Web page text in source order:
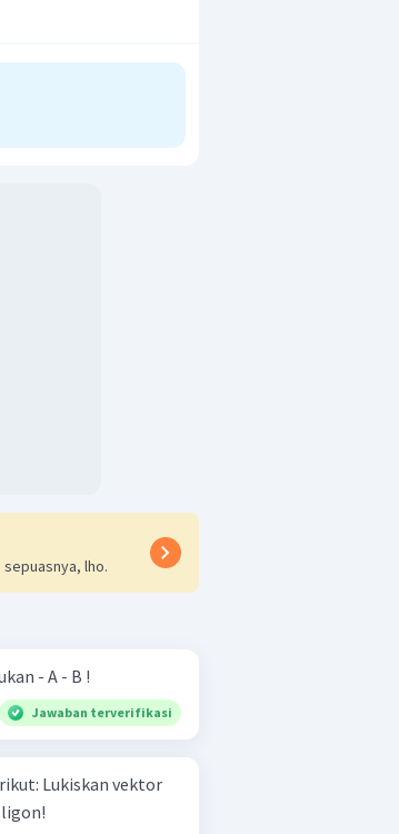
lho.
seperti berikut. Tentukan - A - B !
Jawaban terverifikasi